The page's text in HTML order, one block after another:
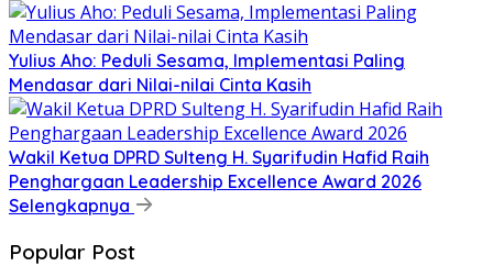
Yulius Aho: Peduli Sesama, Implementasi Paling
Mendasar dari Nilai-nilai Cinta Kasih
Wakil Ketua DPRD Sulteng H. Syarifudin Hafid Raih
Penghargaan Leadership Excellence Award 2026
Selengkapnya
Popular Post